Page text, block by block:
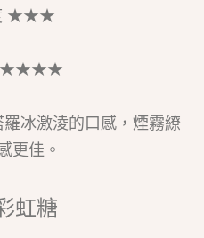
★★★
★★★★
冰激淩的口感，煙霧繚
更佳。
虹糖